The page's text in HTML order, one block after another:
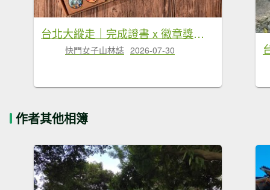
台北大縱走｜完成證書 x 徽章獎品 x 路線全攻略
快門女子山林誌 2026-07-30
作者其他相簿